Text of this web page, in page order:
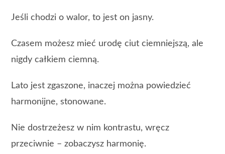
Jeśli chodzi o walor, to jest on jasny.
Czasem możesz mieć urodę ciut ciemniejszą, ale
nigdy całkiem ciemną.
Lato jest zgaszone, inaczej można powiedzieć
harmonijne, stonowane.
Nie dostrzeżesz w nim kontrastu, wręcz
przeciwnie – zobaczysz harmonię.